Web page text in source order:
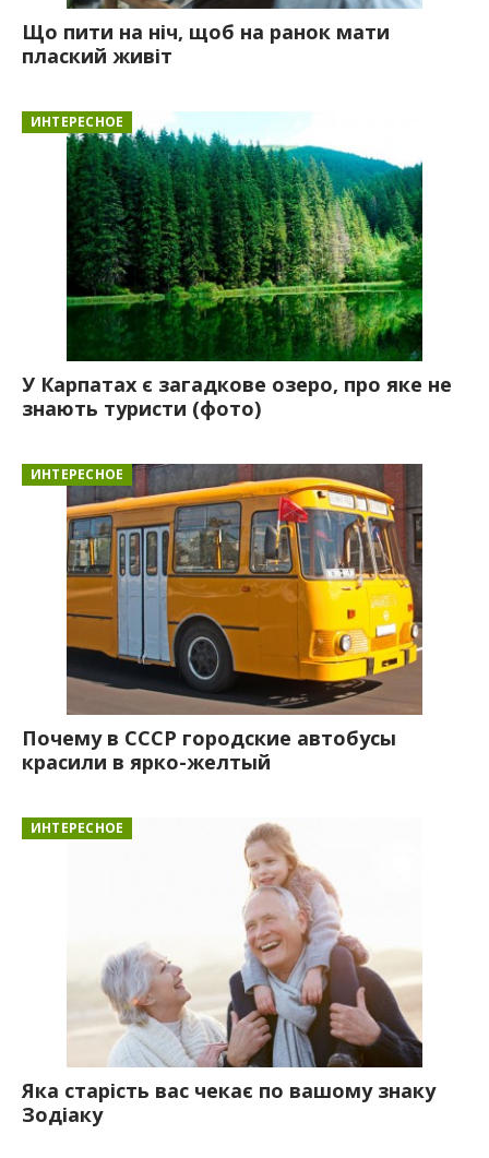
Що пити на ніч, щоб на ранок мати
плаский живіт
ИНТЕРЕСНОЕ
У Карпатах є загадкове озеро, про яке не
знають туристи (фото)
ИНТЕРЕСНОЕ
Почему в СССР городские автобусы
красили в ярко-желтый
ИНТЕРЕСНОЕ
Яка старість вас чекає по вашому знаку
Зодіаку